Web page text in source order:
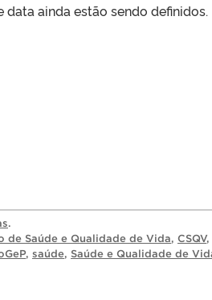
ainda estão sendo definidos.
.
de Saúde e Qualidade de Vida, CSQV,
, saúde, Saúde e Qualidade de